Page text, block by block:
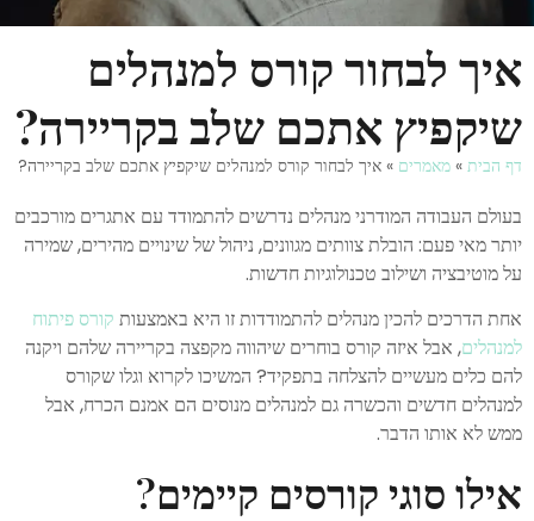
איך לבחור קורס למנהלים
שיקפיץ אתכם שלב בקריירה?
דף הבית » מאמרים » איך לבחור קורס למנהלים שיקפיץ אתכם שלב בקריירה?
בעולם העבודה המודרני מנהלים נדרשים להתמודד עם אתגרים מורכבים
יותר מאי פעם: הובלת צוותים מגוונים, ניהול של שינויים מהירים, שמירה
על מוטיבציה ושילוב טכנולוגיות חדשות.
אחת הדרכים להכין מנהלים להתמודדות זו היא באמצעות קורס פיתוח
למנהלים, אבל איזה קורס בוחרים שיהווה מקפצה בקריירה שלהם ויקנה
להם כלים מעשיים להצלחה בתפקיד? המשיכו לקרוא וגלו שקורס
למנהלים חדשים והכשרה גם למנהלים מנוסים הם אמנם הכרח, אבל
ממש לא אותו הדבר.
אילו סוגי קורסים קיימים?